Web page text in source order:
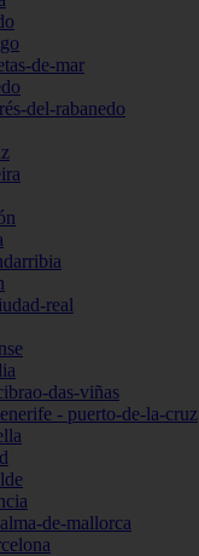
de-mar
del-rabanedo
real
das-viñas
- puerto-de-la-cruz
de-mallorca